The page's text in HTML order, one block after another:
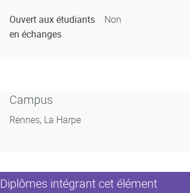
Ouvert aux étudiants
en échanges
Non
Campus
Rennes, La Harpe
Diplômes intégrant cet élément